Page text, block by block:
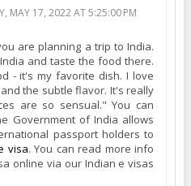
MAY 17, 2022 AT 5:25:00 PM
are planning a trip to India.
and taste the food there.
- it's my favorite dish. I love
the subtle flavor. It's really
are so sensual." You can
Government of India allows
passport holders to
visa. You can read more info
online via our Indian e visas